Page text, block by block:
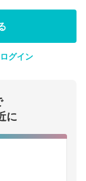
ログイン
に